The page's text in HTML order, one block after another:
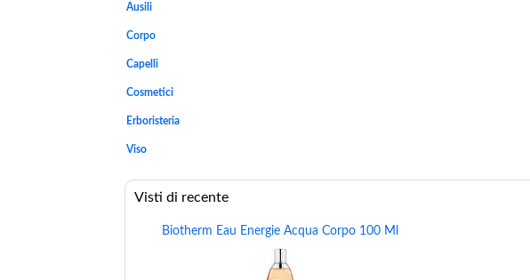
Ausili
Corpo
Capelli
Cosmetici
Erboristeria
Viso
Visti di recente
Biotherm Eau Energie Acqua Corpo 100 Ml